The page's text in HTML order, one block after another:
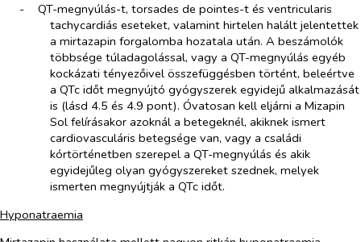
-​
QT-megnyúlás-t, torsades de pointes-t és ventricularis
tachycardiás eseteket, valamint hirtelen halált jelentettek
a mirtazapin forgalomba hozatala után. A beszámolók
többsége túladagolással, vagy a QT-megnyúlás egyéb
kockázati tényezőivel összefüggésben történt, beleértve
a QTc időt megnyújtó gyógyszerek egyidejű alkalmazását
is (lásd 4.5 és 4.9 pont). Óvatosan kell eljárni a Mizapin
Sol felírásakor azoknál a betegeknél, akiknek ismert
cardiovasculáris betegsége van, vagy a családi
kórtörténetben szerepel a QT-megnyúlás és akik
egyidejűleg olyan gyógyszereket szednek, melyek
ismerten megnyújtják a QTc időt.
Hyponatraemia